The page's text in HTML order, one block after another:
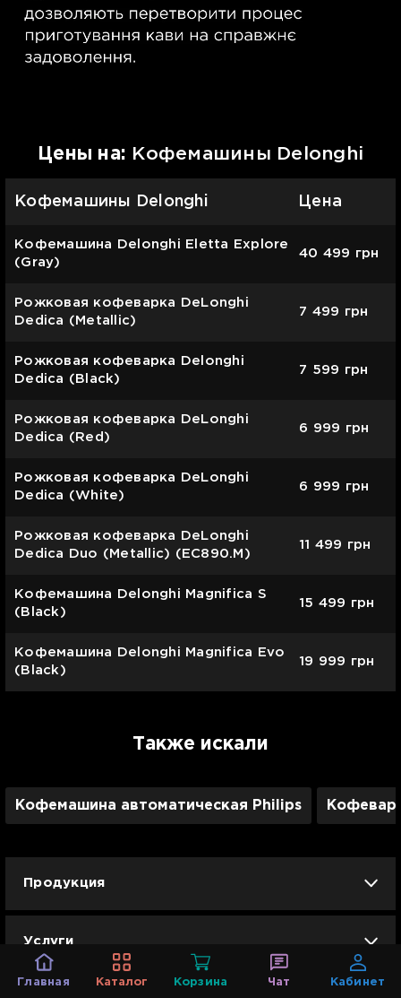
Цены на: Кофемашины Delonghi
Кофемашины Delonghi Цена
Кофемашина Delonghi Eletta Explore
(Gray)
40 499 грн
Рожковая кофеварка DeLonghi
Dedica (Metallic)
7 499 грн
Рожковая кофеварка Delonghi
Dedica (Black)
7 599 грн
Рожковая кофеварка DeLonghi
Dedica (Red)
6 999 грн
Рожковая кофеварка DeLonghi
Dedica (White)
6 999 грн
Рожковая кофеварка DeLonghi
Dedica Duo (Metallic) (EC890.M)
11 499 грн
Кофемашина Delonghi Magnifica S
(Black)
15 499 грн
Кофемашина Delonghi Magnifica Evo
(Black)
19 999 грн
Также искали
Кофемашина автоматическая Philips
Главная Каталог Корзина Чат Кабинет
Продукция
AirPods Гаджеты Аксессуары
Услуги
Ремонт Trade IN
Новости